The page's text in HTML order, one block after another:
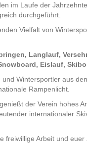
im Laufe der Jahrzehnte
durchgeführt.
Vielfalt von
Langlauf,
Eislauf,
Wintersportler aus
Rampenlicht.
genießt der Verein hohes
internationaler
freiwillige Arbeit und